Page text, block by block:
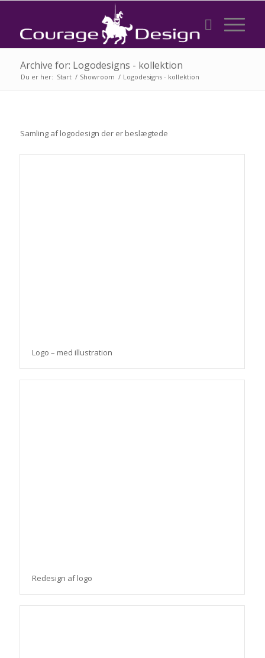
Archive for: Logodesigns - kollektion
Du er her: Start / Showroom / Logodesigns - kollektion
Samling af logodesign der er beslægtede
Logo – med illustration
Redesign af logo